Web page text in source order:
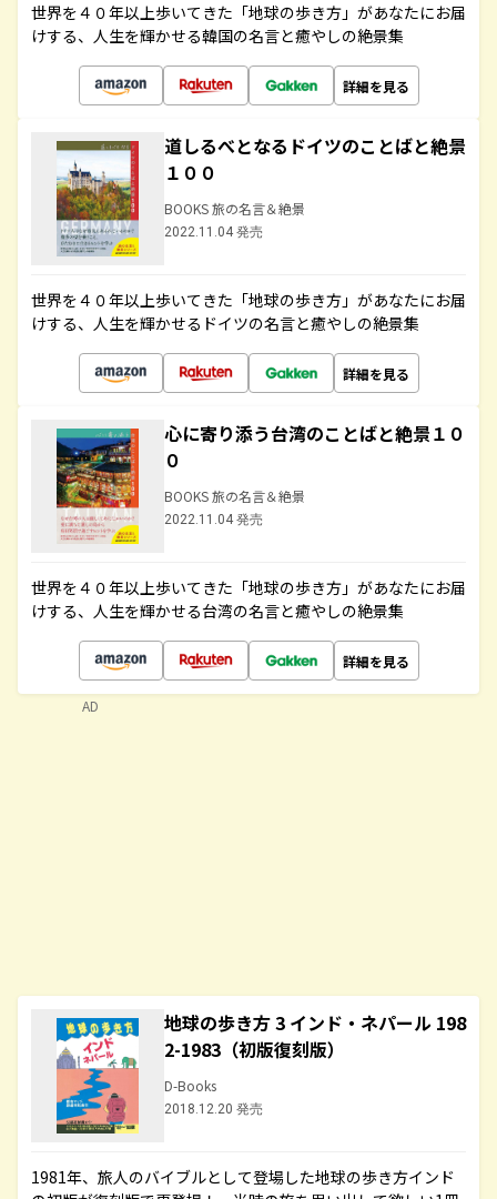
世界を４０年以上歩いてきた「地球の歩き方」があなたにお届
けする、人生を輝かせる韓国の名言と癒やしの絶景集
詳細を見る
道しるべとなるドイツのことばと絶景
１００
BOOKS 旅の名言＆絶景
2022.11.04 発売
世界を４０年以上歩いてきた「地球の歩き方」があなたにお届
けする、人生を輝かせるドイツの名言と癒やしの絶景集
詳細を見る
心に寄り添う台湾のことばと絶景１０
０
BOOKS 旅の名言＆絶景
2022.11.04 発売
世界を４０年以上歩いてきた「地球の歩き方」があなたにお届
けする、人生を輝かせる台湾の名言と癒やしの絶景集
詳細を見る
地球の歩き方 3 インド・ネパール 198
2-1983（初版復刻版）
D-Books
2018.12.20 発売
1981年、旅人のバイブルとして登場した地球の歩き方インド
AD